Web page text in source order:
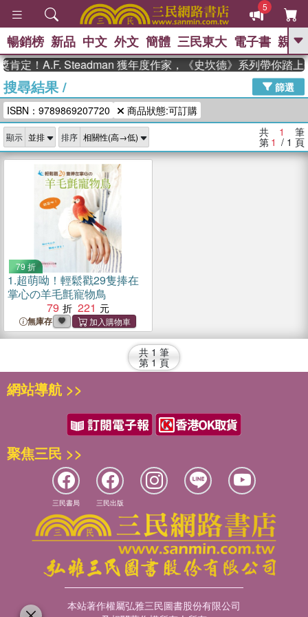
5
GO
高希均教授回憶錄
、 The Odyssey 、 父親節 、 如果歷
史是一群喵 、
獎 臺灣漫遊錄 、 方念華 、 台灣的李
登輝時代
數學女孩：黎曼猜想 、
偉大的迷走神經
暢銷榜 新品 中文 外文 簡體 三民東大 電子書 親子
肯定！A.F. Steadman 獲年度作家，《史坎德》系列帶你踏上
搜尋結果/
篩選
ISBN：9789869207720
商品狀態:可訂購
顯示 排序 共 1 筆
第 1 / 1 頁
79 折
1.超萌呦！輕鬆戳29隻捧在
掌心の羊毛氈寵物鳥
79
221
無庫存
共 1 筆
第 1 頁
網站導航 >>
聚焦三民 >>
三民書局 三民出版
本站著作權屬弘雅三民圖書股份有限公司